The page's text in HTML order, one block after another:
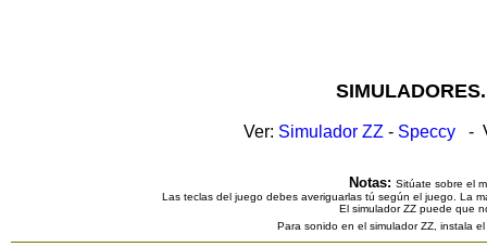
Ver: Simulador ZZ - Speccy -
Notas: Sitúate sobre el
Las teclas del juego debes averiguarlas tú según el juego. La
El simulador ZZ puede que
Para sonido en el simulador ZZ, instala